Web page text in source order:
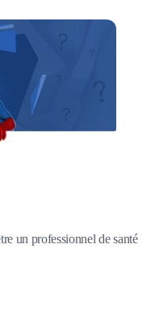
un professionnel de santé